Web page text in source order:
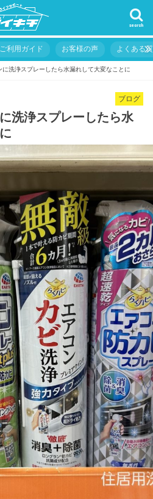
search
ご利用ガイド お客様の声 よくある
に洗浄スプレーしたら水漏れして大変なことに
ブログ
洗浄スプレーしたら水